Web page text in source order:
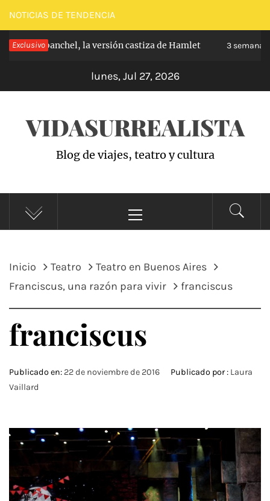
Saltar
al
contenido
NOTICIAS DE TENDENCIA
Exclusivo
de Carabanchel, la versión castiza de Hamlet 3 semanas
lunes, Jul 27, 2026
VIDASURREALISTA
Blog de viajes, teatro y cultura
principal
Inicio Teatro
Teatro en Buenos Aires
Franciscus, una razón para vivir
franciscus
franciscus
Publicado en: 22 de noviembre de 2016 Publicado por : Laura
Vaillard